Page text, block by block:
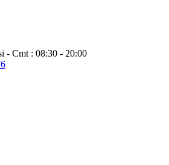
- Cmt : 08:30 - 20:00